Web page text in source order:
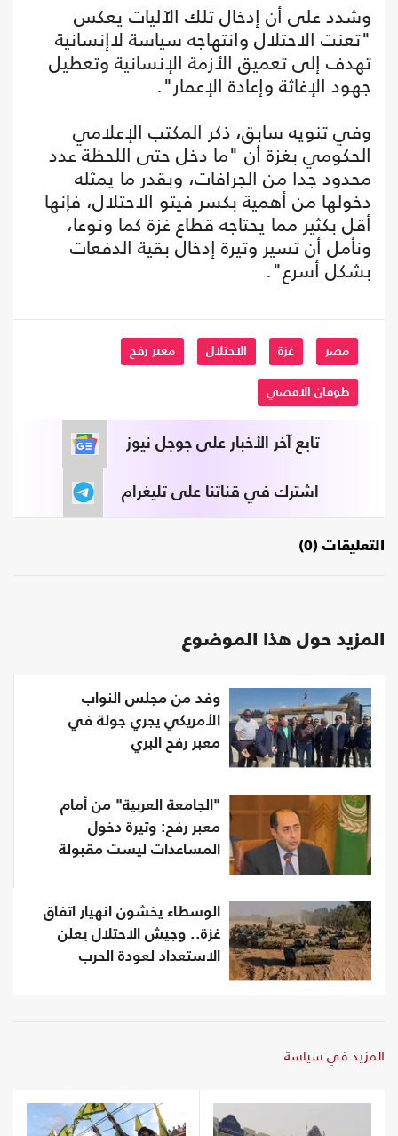
وشدد على أن إدخال تلك الآليات يعكس
"تعنت الاحتلال وانتهاجه سياسة لاإنسانية
تهدف إلى تعميق الأزمة الإنسانية وتعطيل
جهود الإغاثة وإعادة الإعمار".
وفي تنويه سابق، ذكر المكتب الإعلامي
الحكومي بغزة أن "ما دخل حتى اللحظة عدد
محدود جدا من الجرافات، وبقدر ما يمثله
دخولها من أهمية بكسر فيتو الاحتلال، فإنها
أقل بكثير مما يحتاجه قطاع غزة كما ونوعا،
ونأمل أن تسير وتيرة إدخال بقية الدفعات
بشكل أسرع".
مصر غزة الاحتلال معبر رفح
طوفان الاقصي
تابع آخر الأخبار على جوجل نيوز
اشترك في قناتنا على تليغرام
التعليقات (0)
المزيد حول هذا الموضوع
وفد من مجلس النواب
الأمريكي يجري جولة في
معبر رفح البري
"الجامعة العربية" من أمام
معبر رفح: وتيرة دخول
المساعدات ليست مقبولة
الوسطاء يخشون انهيار اتفاق
غزة.. وجيش الاحتلال يعلن
الاستعداد لعودة الحرب
المزيد في سياسة